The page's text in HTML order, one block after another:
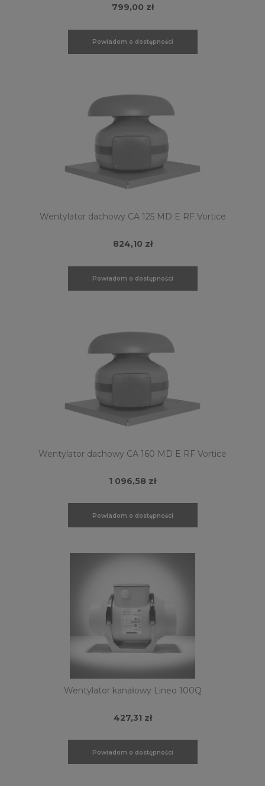
799,00 zł
Powiadom o dostępności
Wentylator dachowy CA 125 MD E RF Vortice
824,10 zł
Powiadom o dostępności
Wentylator dachowy CA 160 MD E RF Vortice
1 096,58 zł
Powiadom o dostępności
Wentylator kanałowy Lineo 100Q
427,31 zł
Powiadom o dostępności